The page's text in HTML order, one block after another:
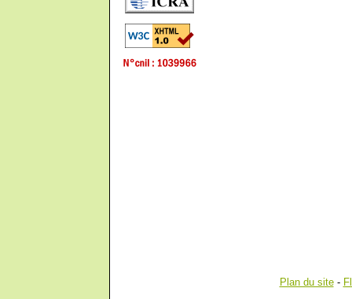
Plan du site-